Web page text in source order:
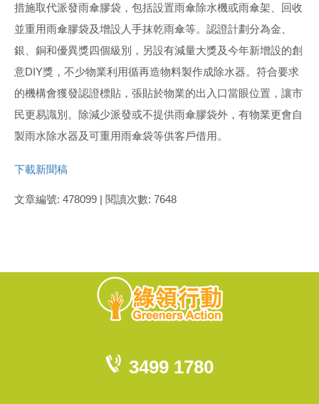
措施取代派發雨傘膠袋，包括設置雨傘除水機或雨傘架、回收
並重用雨傘膠袋及增設人手抹乾雨傘等。認證計劃分為金、
銀、銅和優異獎四個級別，另設有減量大獎及今年新增設的創
意DIY獎，不少物業利用循再造物料製作成除水器。符合要求
的機構會獲發認證標貼，張貼於物業的出入口當眼位置，讓市
民更易識別。除減少派發或不提供雨傘膠袋外，有物業更會自
製雨水除水器及可重用雨傘袋等供客戶借用。
下載新聞稿
文章編號: 478099 | 閱讀次數: 7648
3499 1780